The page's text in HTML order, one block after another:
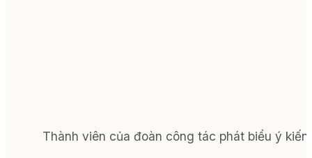
Thành viên của đoàn công tác phát biểu ý kiến.